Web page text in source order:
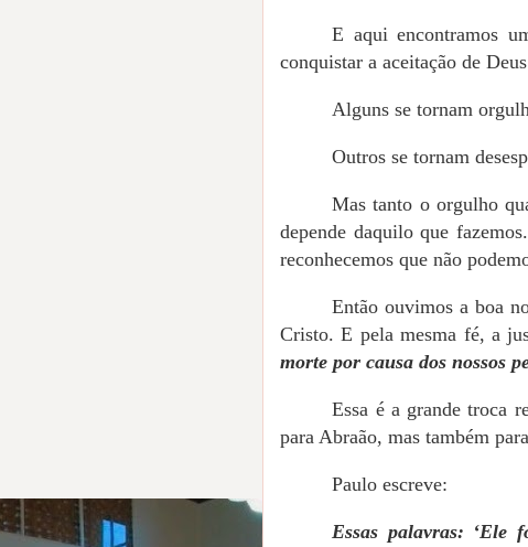
E aqui encontramos
conquistar a aceitação de
Alguns se tornam
Outros se tornam
Mas tanto o orgulho
depende daquilo que
reconhecemos que não
Então ouvimos a boa
Cristo. E pela mesma fé, a
morte por causa dos nossos
Essa é a grande troca
para Abraão, mas também
Paulo escreve:
Essas palavras: ‘Ele